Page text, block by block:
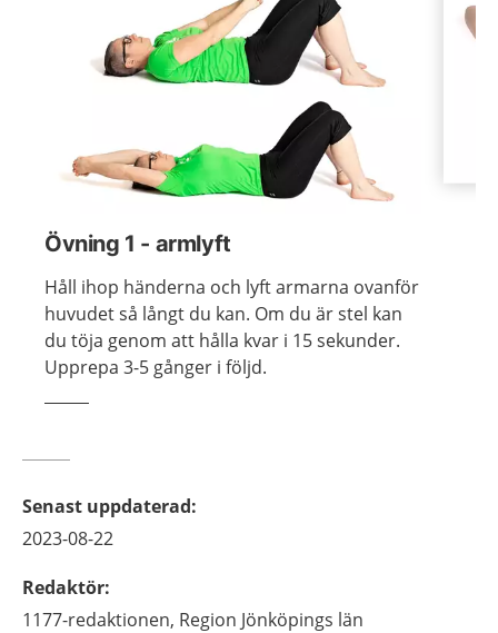
Övning 1 - armlyft
Håll ihop händerna och lyft armarna ovanför
huvudet så långt du kan. Om du är stel kan
du töja genom att hålla kvar i 15 sekunder.
Upprepa 3-5 gånger i följd.
Senast uppdaterad:
2023-08-22
Redaktör:
1177-redaktionen, Region Jönköpings län